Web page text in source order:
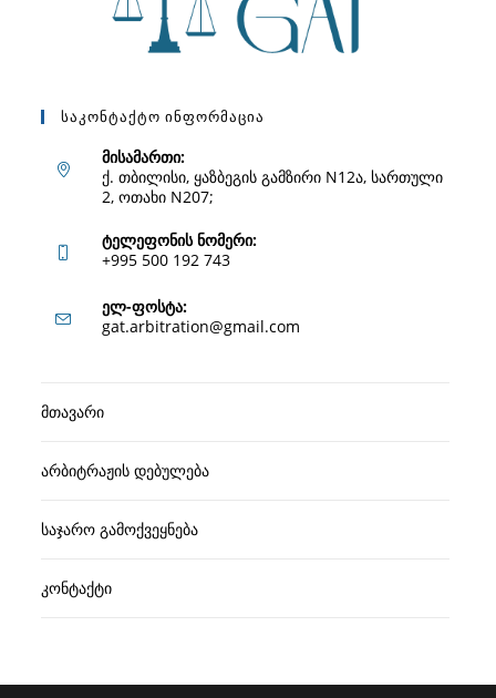
Საკონტაქტო Ინფორმაცია
მისამართი:
ქ. თბილისი, ყაზბეგის გამზირი N12ა, სართული
2, ოთახი N207;
ტელეფონის ნომერი:
+995 500 192 743
in
application
ელ-ფოსტა:
gat.arbitration@gmail.com
მთავარი
არბიტრაჟის დებულება
საჯარო გამოქვეყნება
კონტაქტი